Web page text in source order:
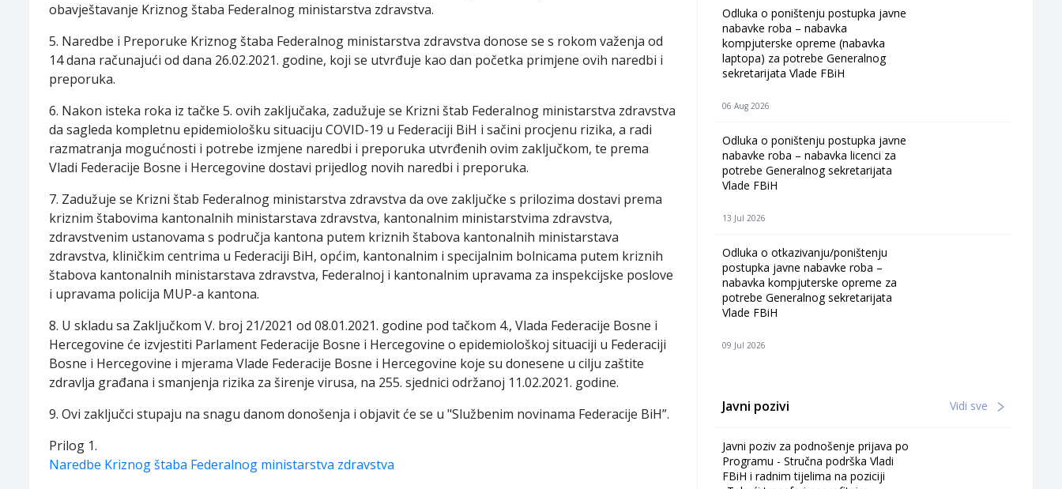
obavještavanje Kriznog štaba Federalnog ministarstva zdravstva.
5. Naredbe i Preporuke Kriznog štaba Federalnog ministarstva zdravstva donose se s rokom važenja od
14 dana računajući od dana 26.02.2021. godine, koji se utvrđuje kao dan početka primjene ovih naredbi i
preporuka.
6. Nakon isteka roka iz tačke 5. ovih zaključaka, zadužuje se Krizni štab Federalnog ministarstva zdravstva
da sagleda kompletnu epidemiološku situaciju COVID-19 u Federaciji BiH i sačini procjenu rizika, a radi
razmatranja mogućnosti i potrebe izmjene naredbi i preporuka utvrđenih ovim zaključkom, te prema
Vladi Federacije Bosne i Hercegovine dostavi prijedlog novih naredbi i preporuka.
7. Zadužuje se Krizni štab Federalnog ministarstva zdravstva da ove zaključke s prilozima dostavi prema
kriznim štabovima kantonalnih ministarstava zdravstva, kantonalnim ministarstvima zdravstva,
zdravstvenim ustanovama s područja kantona putem kriznih štabova kantonalnih ministarstava
zdravstva, kliničkim centrima u Federaciji BiH, općim, kantonalnim i specijalnim bolnicama putem kriznih
štabova kantonalnih ministarstava zdravstva, Federalnoj i kantonalnim upravama za inspekcijske poslove
i upravama policija MUP-a kantona.
8. U skladu sa Zaključkom V. broj 21/2021 od 08.01.2021. godine pod tačkom 4., Vlada Federacije Bosne i
Hercegovine će izvjestiti Parlament Federacije Bosne i Hercegovine o epidemiološkoj situaciji u Federaciji
Bosne i Hercegovine i mjerama Vlade Federacije Bosne i Hercegovine koje su donesene u cilju zaštite
zdravlja građana i smanjenja rizika za širenje virusa, na 255. sjednici održanoj 11.02.2021. godine.
9. Ovi zaključci stupaju na snagu danom donošenja i objavit će se u "Službenim novinama Federacije BiH”.
Prilog 1.
Naredbe Kriznog štaba Federalnog ministarstva zdravstva
Odluka o poništenju postupka javne
nabavke roba – nabavka
kompjuterske opreme (nabavka
laptopa) za potrebe Generalnog
sekretarijata Vlade FBiH
06 Aug 2026
Odluka o poništenju postupka javne
nabavke roba – nabavka licenci za
potrebe Generalnog sekretarijata
Vlade FBiH
13 Jul 2026
Odluka o otkazivanju/poništenju
postupka javne nabavke roba –
nabavka kompjuterske opreme za
potrebe Generalnog sekretarijata
Vlade FBiH
09 Jul 2026
Javni pozivi Vidi sve
Javni poziv za podnošenje prijava po
Programu - Stručna podrška Vladi
FBiH i radnim tijelima na poziciji